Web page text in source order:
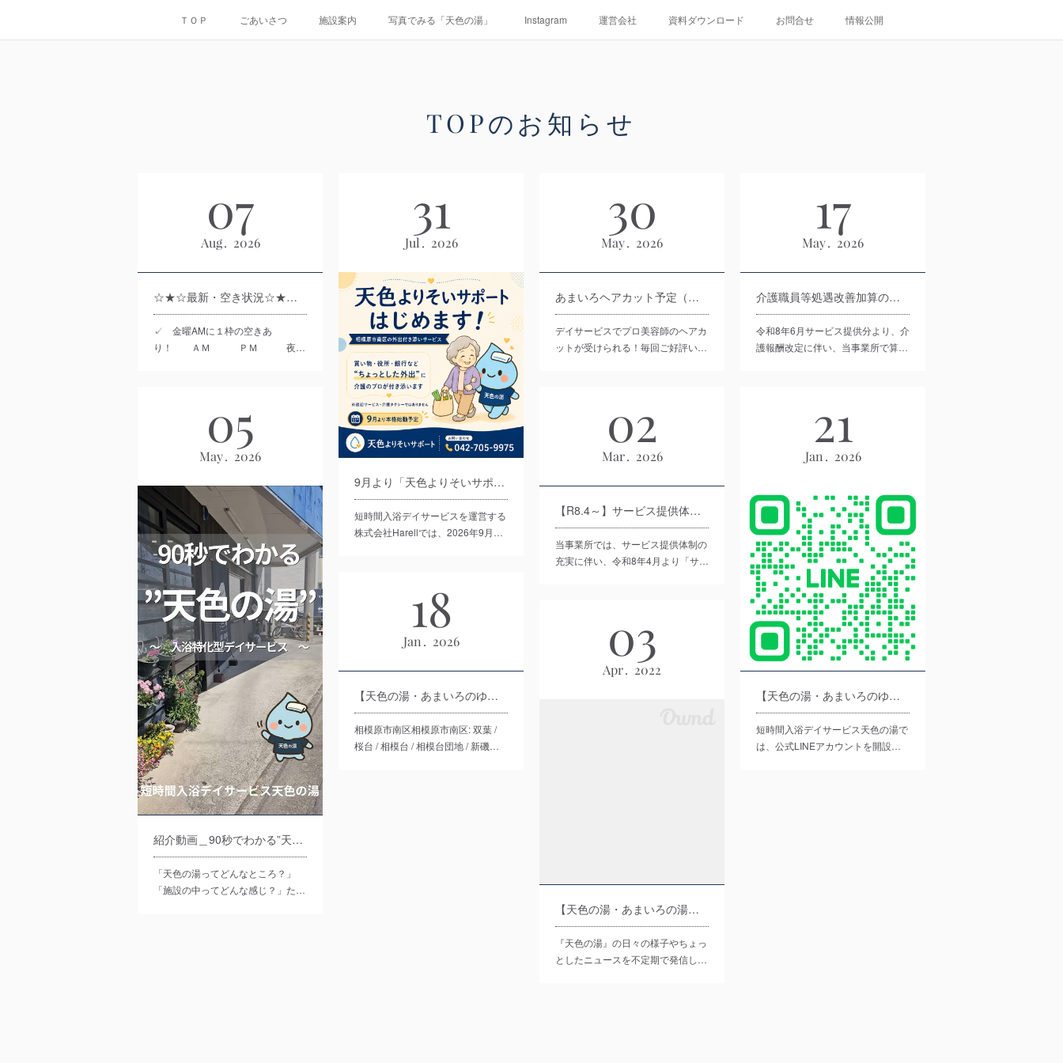
ＴＯＰ ごあいさつ 施設案内 写真でみる「天色の湯」 Instagram 運営会社 資料ダウンロード お問合せ 情報公開
TOPのお知らせ
07
Aug 2026
☆★☆最新・空き状況☆★☆＿R8.8.7時点
✓ 金曜AMに１枠の空きあ
り！ ＡＭ ＰＭ 夜…
31
Jul 2026
9月より「天色よりそいサポート」をスタートします！
短時間入浴デイサービスを運営する
株式会社Harellでは、2026年9月…
30
May 2026
あまいろヘアカット予定（令和8年7月～12月）
デイサービスでプロ美容師のヘアカ
ットが受けられる！毎回ご好評い…
17
May 2026
介護職員等処遇改善加算の加算率変更について
令和8年6月サービス提供分より、介
護報酬改定に伴い、当事業所で算…
05
May 2026
紹介動画＿90秒でわかる”天色の湯”
「天色の湯ってどんなところ？」
「施設の中ってどんな感じ？」た…
02
Mar 2026
【R8.4～】サービス提供体制強化加算（Ⅱ）算定開始のお知らせ
当事業所では、サービス提供体制の
充実に伴い、令和8年4月より「サ…
21
Jan 2026
【天色の湯・あまいろのゆ】公式LINEはじめました！
短時間入浴デイサービス天色の湯で
は、公式LINEアカウントを開設…
18
Jan 2026
【天色の湯・あまいろのゆ】送迎対象エリア
相模原市南区相模原市南区: 双葉 /
桜台 / 相模台 / 相模台団地 / 新磯…
03
Apr 2022
【天色の湯・あまいろの湯】Instagram是非ご覧ください！！！
『天色の湯』の日々の様子やちょっ
としたニュースを不定期で発信し…